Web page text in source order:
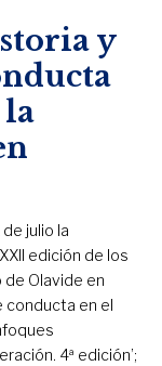
y
la
julio la
edición de los
de Olavide en
conducta en el
4ª edición’;